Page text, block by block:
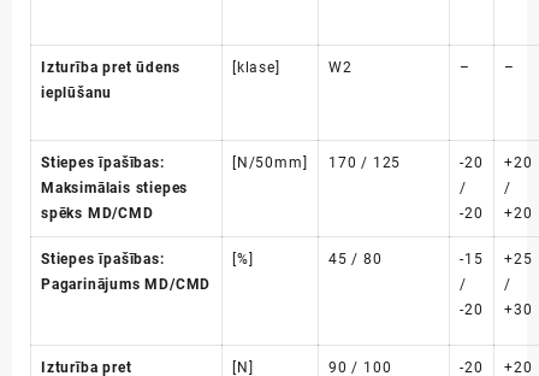
Izturība pret ūdens
ieplūšanu
[klase] W2 – –
Stiepes īpašības:
Maksimālais stiepes
spēks MD/CMD
[N/50mm] 170 / 125
-20
/
-20
+20
/
+20
Stiepes īpašības:
PagarinājumsMD/CMD
[%] 45 / 80
-15
/
-20
+25
/
+30
Izturība pret
[N] 90 / 100
-20
+20